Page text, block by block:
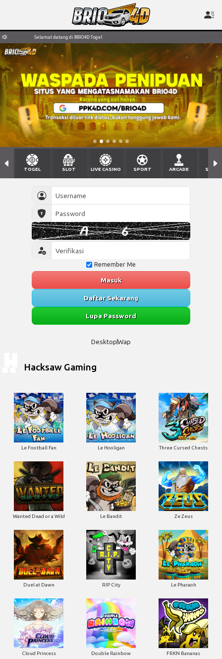
Selamat datang di BRIO4D Togel
Remember Me
Masuk
Daftar Sekarang
Lupa Password
TOGEL SLOT LIVE CASINO SPORT ARCADE
DesktopWap
Hacksaw Gaming
Le Football Fan Le Hooligan Three Cursed Chests
Wanted Dead or a Wild Le Bandit Ze Zeus
Duel at Dawn RIP City Le Pharaoh
Cloud Princess Double Rainbow FRKN Bananas